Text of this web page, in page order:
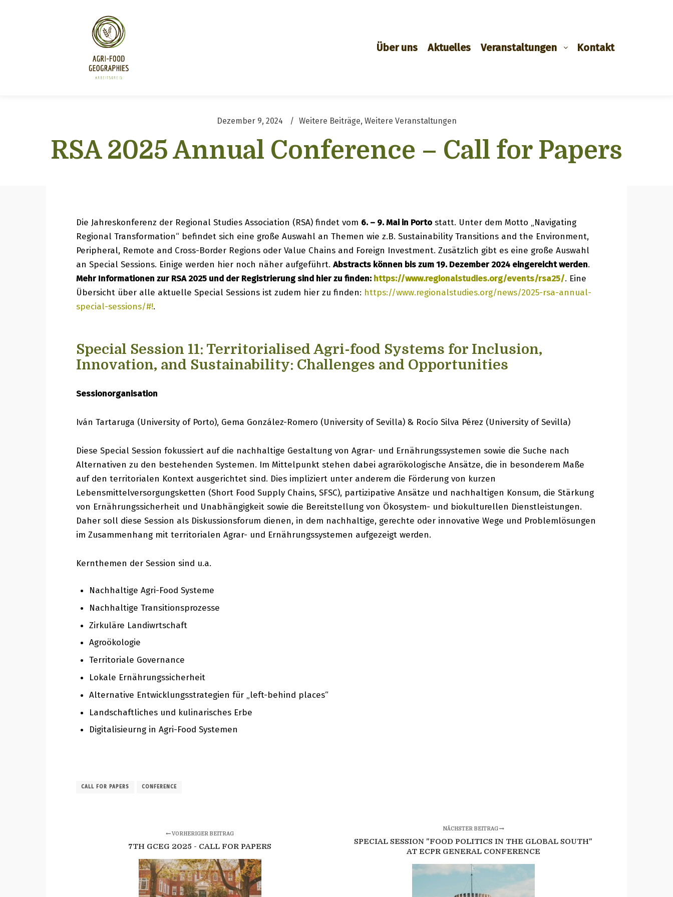
Über uns Aktuelles Veranstaltungen Kontakt
Dezember 9, 2024 Weitere Beiträge, Weitere Veranstaltungen
RSA 2025 Annual Conference – Call for Papers
Die Jahreskonferenz der Regional Studies Association (RSA) findet vom 6. – 9. Mai in Porto statt. Unter dem Motto „Navigating
Regional Transformation“ befindet sich eine große Auswahl an Themen wie z.B. Sustainability Transitions and the Environment,
Peripheral, Remote and Cross-Border Regions oder Value Chains and Foreign Investment. Zusätzlich gibt es eine große Auswahl
an Special Sessions. Einige werden hier noch näher aufgeführt. Abstracts können bis zum 19. Dezember 2024 eingereicht werden.
Mehr Informationen zur RSA 2025 und der Registrierung sind hier zu finden: https://www.regionalstudies.org/events/rsa25/. Eine
Übersicht über alle aktuelle Special Sessions ist zudem hier zu finden: https://www.regionalstudies.org/news/2025-rsa-annual-
special-sessions/#!.
Special Session 11: Territorialised Agri-food Systems for Inclusion,
Innovation, and Sustainability: Challenges and Opportunities
Sessionorganisation
Iván Tartaruga (University of Porto), Gema González-Romero (University of Sevilla) & Rocío Silva Pérez (University of Sevilla)
Diese Special Session fokussiert auf die nachhaltige Gestaltung von Agrar- und Ernährungssystemen sowie die Suche nach
Alternativen zu den bestehenden Systemen. Im Mittelpunkt stehen dabei agrarökologische Ansätze, die in besonderem Maße
auf den territorialen Kontext ausgerichtet sind. Dies impliziert unter anderem die Förderung von kurzen
Lebensmittelversorgungsketten (Short Food Supply Chains, SFSC), partizipative Ansätze und nachhaltigen Konsum, die Stärkung
von Ernährungssicherheit und Unabhängigkeit sowie die Bereitstellung von Ökosystem- und biokulturellen Dienstleistungen.
Daher soll diese Session als Diskussionsforum dienen, in dem nachhaltige, gerechte oder innovative Wege und Problemlösungen
im Zusammenhang mit territorialen Agrar- und Ernährungssystemen aufgezeigt werden.
Kernthemen der Session sind u.a.
Nachhaltige Agri-Food Systeme
Nachhaltige Transitionsprozesse
Zirkuläre Landiwrtschaft
Agroökologie
Territoriale Governance
Lokale Ernährungssicherheit
Alternative Entwicklungsstrategien für „left-behind places“
Landschaftliches und kulinarisches Erbe
Digitalisieurng in Agri-Food Systemen
CALL FOR PAPERS CONFERENCE
VORHERIGER BEITRAG
7TH GCEG 2025 - CALL FOR PAPERS
NÄCHSTER BEITRAG
SPECIAL SESSION "FOOD POLITICS IN THE GLOBAL SOUTH"
AT ECPR GENERAL CONFERENCE